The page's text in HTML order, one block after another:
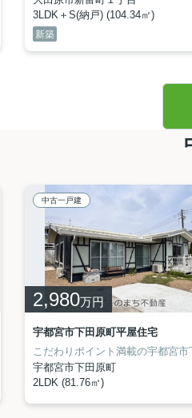
3LDK＋S(納戸) (104.34㎡)
新築
中古一戸建
2,980万円
宇都宮市下田原町平屋住宅
宇都宮市下田原町
2LDK (81.76㎡)